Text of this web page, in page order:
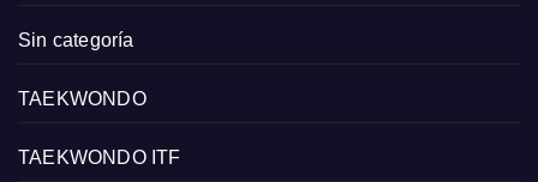
Sin categoría
TAEKWONDO
TAEKWONDO ITF